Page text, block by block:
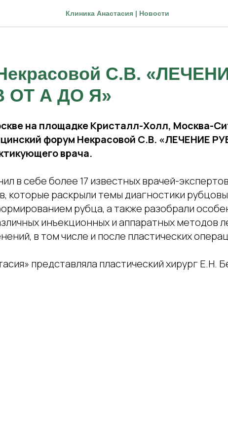
Клиника Анастасия | Новости
С.В.
ОТ А ДО Я»
на площадке Кристалл-Холл, Москва-
форум Некрасовой С.В. «ЛЕЧЕНИЕ
врача.
в себе более 17 известных врачей-
которые раскрыли темы диагностики
рубца, а также разобрали
инъекционных и аппаратных методов
в том числе и после пластических
представляла пластический хирург Е.Н.